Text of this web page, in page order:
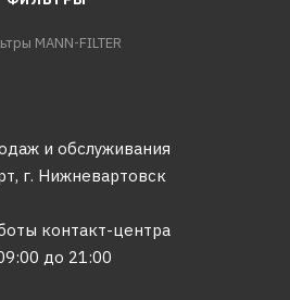
MANN-FILTER
и обслуживания
г. Нижневартовск
контакт-центра
до 21:00